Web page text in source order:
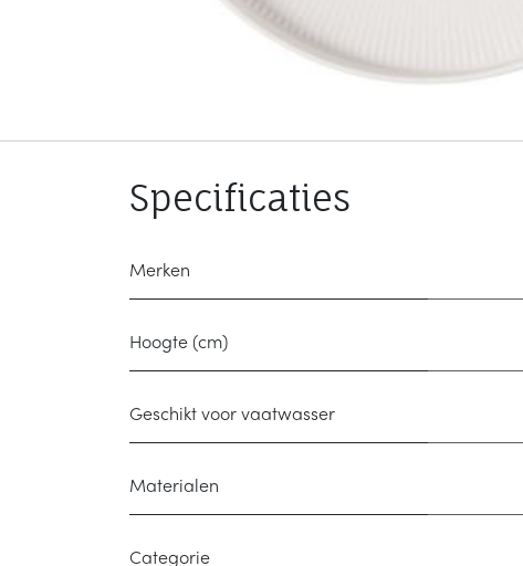
Specificaties
Merken
Hoogte (cm)
Geschikt voor vaatwasser
Materialen
Categorie